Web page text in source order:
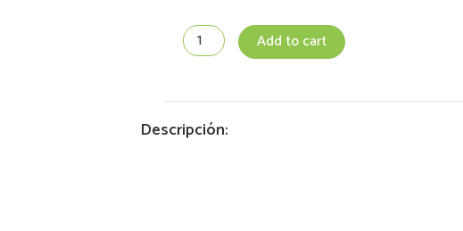
Madrone
(Madroño
30
Add to cart
Descripción: